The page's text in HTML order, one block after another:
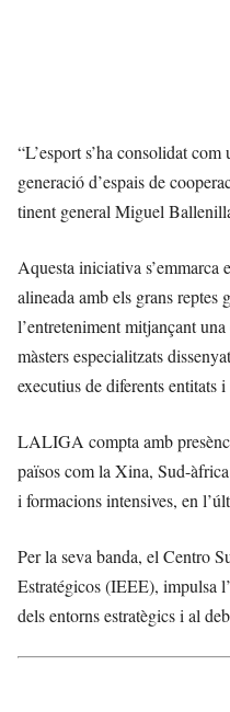
“L’esport s’ha consolidat
generació d’espais de
tinent general Miguel
Aquesta iniciativa
alineada amb els grans
l’entreteniment mitjançant
màsters especialitzats
executius de diferents entitats
LALIGA compta amb
països com la Xina, Sud-
i formacions intensives, en
Per la seva banda, el Centro
Estratégicos (IEEE), impulsa
dels entorns estratègics i al